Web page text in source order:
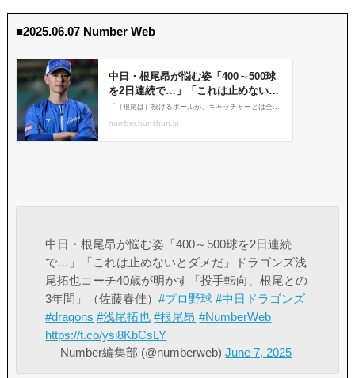
■2025.06.07 Number Web
中日・根尾昂が悩む姿「400～500球を2日連続
で…」「これは止めないとダメだ」ドラゴンズ浅
尾拓也コーチ40歳が明かす「投手転向、根尾との
3年間」（佐藤春佳）#プロ野球 #中日ドラゴンズ
#dragons #浅尾拓也 #根尾昂 #NumberWeb
https://t.co/ysi8KbCsLY
— Number編集部 (@numberweb)June 7, 2025